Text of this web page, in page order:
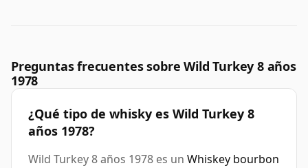
Preguntas frecuentes sobre Wild Turkey 8 años
1978
¿Qué tipo de whisky es Wild Turkey 8
años 1978?
Wild Turkey 8 años 1978 es un Whiskey bourbon